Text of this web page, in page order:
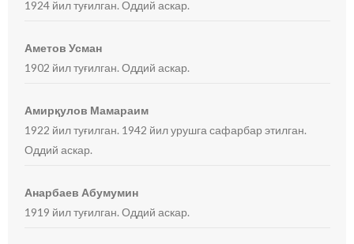
1924 йил туғилган. Оддий аскар.
Аметов Усман
1902 йил туғилган. Оддий аскар.
Амирқулов Мамараим
1922 йил туғилган. 1942 йил урушга сафарбар этилган.
Оддий аскар.
Анарбаев Абумумин
1919 йил туғилган. Оддий аскар.